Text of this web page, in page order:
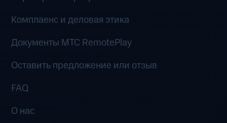
Комплаенс и деловая этика
Документы MTC RemotePlay
Оставить предложение или отзыв
FAQ
О нас